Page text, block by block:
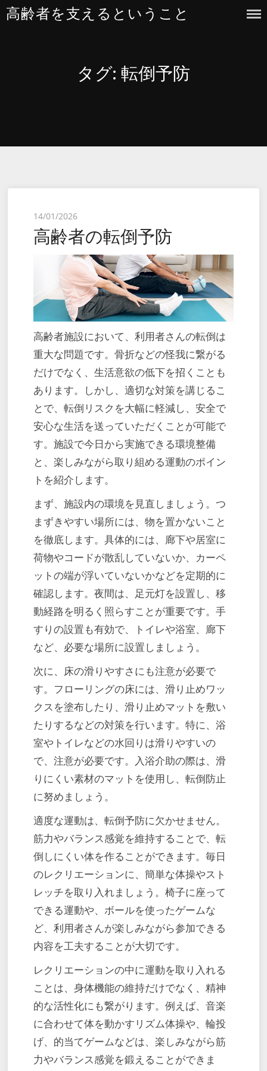
Skip
高齢者を支えるということ
タグ: 転倒予防
Posted
on
14/01/2026
高齢者の転倒予防
高齢者施設において、利用者さんの転倒は
重大な問題です。骨折などの怪我に繋がる
だけでなく、生活意欲の低下を招くことも
あります。しかし、適切な対策を講じるこ
とで、転倒リスクを大幅に軽減し、安全で
安心な生活を送っていただくことが可能で
す。施設で今日から実施できる環境整備
と、楽しみながら取り組める運動のポイン
トを紹介します。
まず、施設内の環境を見直しましょう。つ
まずきやすい場所には、物を置かないこと
を徹底します。具体的には、廊下や居室に
荷物やコードが散乱していないか、カーペ
ットの端が浮いていないかなどを定期的に
確認します。夜間は、足元灯を設置し、移
動経路を明るく照らすことが重要です。手
すりの設置も有効で、トイレや浴室、廊下
など、必要な場所に設置しましょう。
次に、床の滑りやすさにも注意が必要で
す。フローリングの床には、滑り止めワッ
クスを塗布したり、滑り止めマットを敷い
たりするなどの対策を行います。特に、浴
室やトイレなどの水回りは滑りやすいの
で、注意が必要です。入浴介助の際は、滑
りにくい素材のマットを使用し、転倒防止
に努めましょう。
適度な運動は、転倒予防に欠かせません。
筋力やバランス感覚を維持することで、転
倒しにくい体を作ることができます。毎日
のレクリエーションに、簡単な体操やスト
レッチを取り入れましょう。椅子に座って
できる運動や、ボールを使ったゲームな
ど、利用者さんが楽しみながら参加できる
内容を工夫することが大切です。
レクリエーションの中に運動を取り入れる
ことは、身体機能の維持だけでなく、精神
的な活性化にも繋がります。例えば、音楽
に合わせて体を動かすリズム体操や、輪投
げ、的当てゲームなどは、楽しみながら筋
力やバランス感覚を鍛えることができま